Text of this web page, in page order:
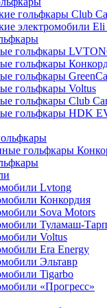
гольфкары Club
электромобили Eli
гольфкары
гольфкары
гольфкары
гольфкары Voltus
гольфкары Club
гольфкары HDK
гольфкары
Lvtong
Конкордия
Sova Motors
Туламаш-
Voltus
Era Energy
Эльтавр
Tigarbo
«Прогресс»